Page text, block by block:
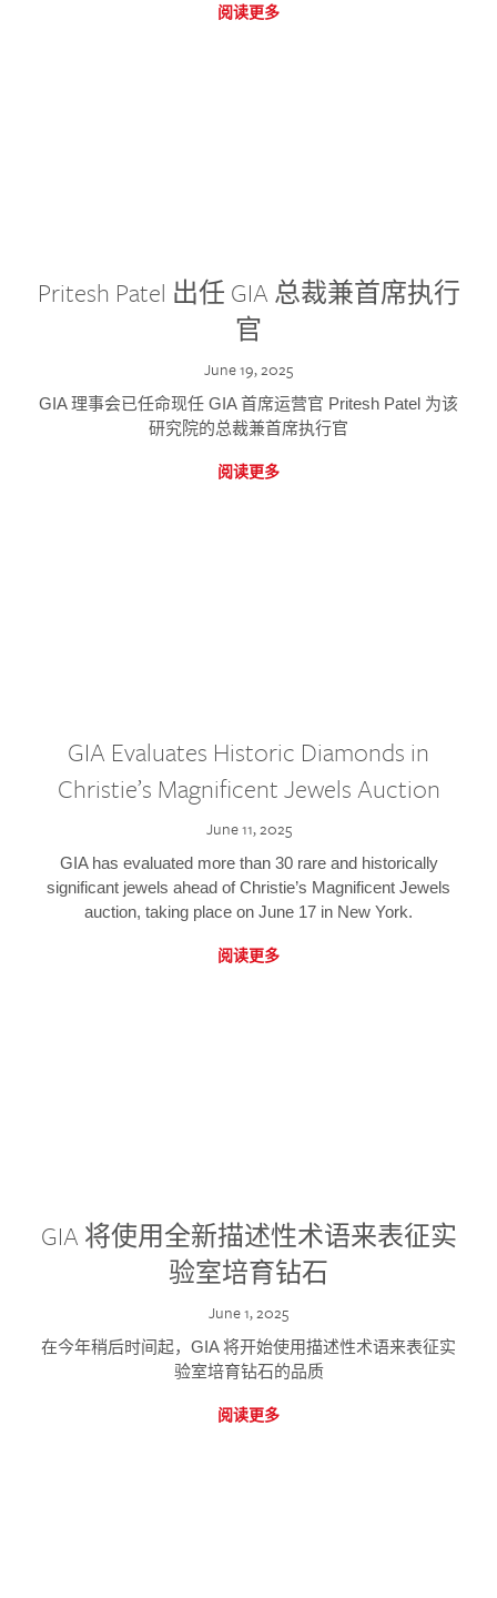
阅读更多
Pritesh Patel 出任 GIA 总裁兼首席执行
官
June 19, 2025
GIA 理事会已任命现任 GIA 首席运营官 Pritesh Patel 为该
研究院的总裁兼首席执行官
阅读更多
GIA Evaluates Historic Diamonds in
Christie’s Magnificent Jewels Auction
June 11, 2025
GIA has evaluated more than 30 rare and historically
significant jewels ahead of Christie’s Magnificent Jewels
auction, taking place on June 17 in New York.
阅读更多
GIA 将使用全新描述性术语来表征实
验室培育钻石
June 1, 2025
在今年稍后时间起，GIA 将开始使用描述性术语来表征实
验室培育钻石的品质
阅读更多